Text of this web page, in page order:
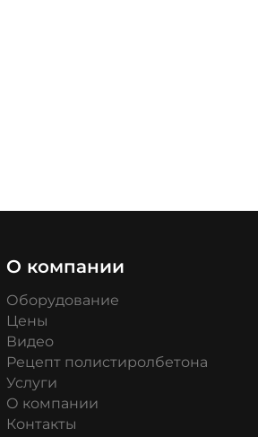
О компании
Оборудование
Цены
Видео
Рецепт полистиролбетона
Услуги
О компании
Контакты